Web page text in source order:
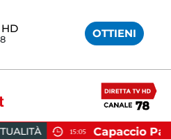
OTTIENI
15:05